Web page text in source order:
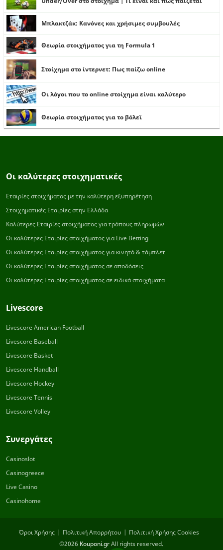
Μπλακτζάκ: Κανόνες και χρήσιμες συμβουλές
Θεωρία στοιχήματος για τη Formula 1
Στοίχημα στο ίντερνετ: Πως παίζω online
Οι λόγοι που το online στοίχημα είναι καλύτερο
Θεωρία στοιχήματος για το βόλεϊ
Οι καλύτερες στοιχηματικές
Εταιρίες στοιχήματος με την καλύτερη εξυπηρέτηση
Στοιχηματικές Εταιρίες στην Ελλάδα
Καλύτερες Εταιρίες στοιχήματος για τρόπους πληρωμών
Οι καλύτερες Εταιρίες στοιχήματος για Live Betting
Οι καλύτερες Εταιρίες στοιχήματος για κινητό & τάμπλετ
Οι καλύτερες Εταιρίες στοιχήματος σε αποδόσεις
Οι καλύτερες Εταιρίες στοιχήματος σε ειδικά στοιχήματα
Livescore
Livescore American Football
Livescore Baseball
Livescore Basket
Livescore Handball
Livescore Hockey
Livescore Tennis
Livescore Volley
Συνεργάτες
Casinoslot
Casinogreece
Live Casino
Casinohome
Όροι Χρήσης Πολιτική Απορρήτου
Πολιτική Χρήσης Cookies
©2026 Kouponi.grAll rights reserved.